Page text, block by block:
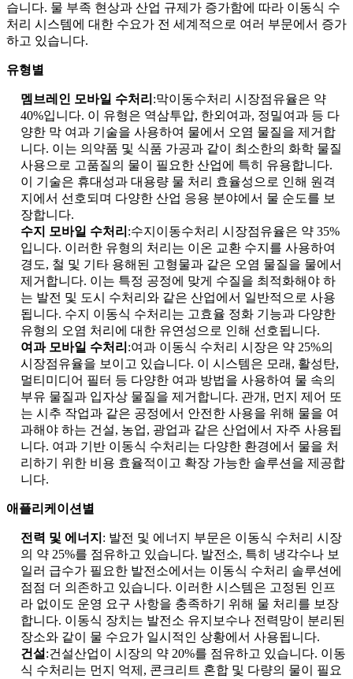
습니다. 물 부족 현상과 산업 규제가 증가함에 따라 이동식 수
처리 시스템에 대한 수요가 전 세계적으로 여러 부문에서 증가
하고 있습니다.
유형별
멤브레인 모바일 수처리 :막이동수처리 시장점유율은 약
40%입니다. 이 유형은 역삼투압, 한외여과, 정밀여과 등 다
양한 막 여과 기술을 사용하여 물에서 오염 물질을 제거합
니다. 이는 의약품 및 식품 가공과 같이 최소한의 화학 물질
사용으로 고품질의 물이 필요한 산업에 특히 유용합니다.
이 기술은 휴대성과 대용량 물 처리 효율성으로 인해 원격
지에서 선호되며 다양한 산업 응용 분야에서 물 순도를 보
장합니다.
수지 모바일 수처리 :수지이동수처리 시장점유율은 약 35%
입니다. 이러한 유형의 처리는 이온 교환 수지를 사용하여
경도, 철 및 기타 용해된 고형물과 같은 오염 물질을 물에서
제거합니다. 이는 특정 공정에 맞게 수질을 최적화해야 하
는 발전 및 도시 수처리와 같은 산업에서 일반적으로 사용
됩니다. 수지 이동식 수처리는 고효율 정화 기능과 다양한
유형의 오염 처리에 대한 유연성으로 인해 선호됩니다.
여과 모바일 수처리 :여과 이동식 수처리 시장은 약 25%의
시장점유율을 보이고 있습니다. 이 시스템은 모래, 활성탄,
멀티미디어 필터 등 다양한 여과 방법을 사용하여 물 속의
부유 물질과 입자상 물질을 제거합니다. 관개, 먼지 제어 또
는 시추 작업과 같은 공정에서 안전한 사용을 위해 물을 여
과해야 하는 건설, 농업, 광업과 같은 산업에서 자주 사용됩
니다. 여과 기반 이동식 수처리는 다양한 환경에서 물을 처
리하기 위한 비용 효율적이고 확장 가능한 솔루션을 제공합
니다.
애플리케이션별
전력 및 에너지 : 발전 및 에너지 부문은 이동식 수처리 시장
의 약 25%를 점유하고 있습니다. 발전소, 특히 냉각수나 보
일러 급수가 필요한 발전소에서는 이동식 수처리 솔루션에
점점 더 의존하고 있습니다. 이러한 시스템은 고정된 인프
라 없이도 운영 요구 사항을 충족하기 위해 물 처리를 보장
합니다. 이동식 장치는 발전소 유지보수나 전력망이 분리된
장소와 같이 물 수요가 일시적인 상황에서 사용됩니다.
건설 :건설산업이 시장의 약 20%를 점유하고 있습니다. 이동
식 수처리는 먼지 억제, 콘크리트 혼합 및 다량의 물이 필요